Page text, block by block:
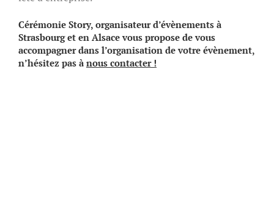
Cérémonie Story, organisateur d’évènements à
Strasbourg et en Alsace vous propose de vous
accompagner dans l’organisation de votre évènement,
n’hésitez pas ànous contacter !